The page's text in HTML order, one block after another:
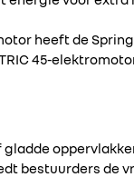
heeft de
45-
gladde
bestuurders de